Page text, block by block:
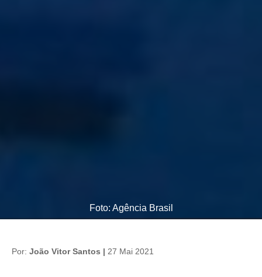
Foto: Agência Brasil
Por: João Vitor Santos | 27 Mai 2021